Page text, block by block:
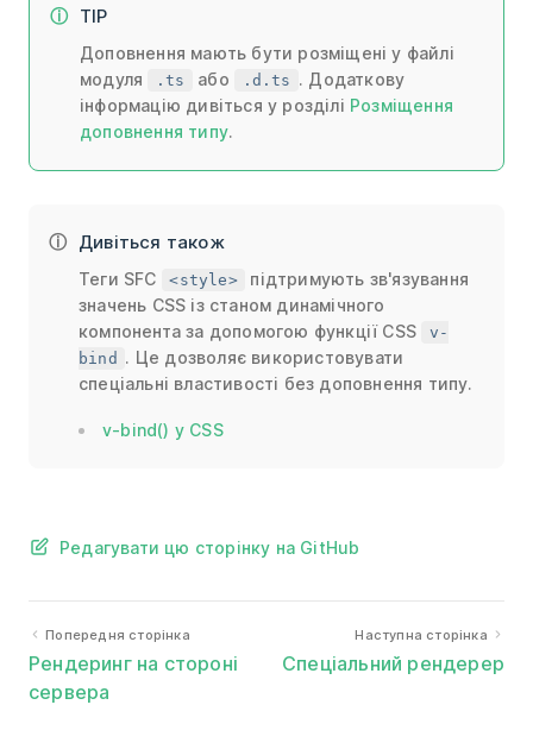
TIP
Доповнення мають бути розміщені у файлі
модуля
.ts або .d.ts . Додаткову
інформацію дивіться у розділі Розміщення
доповнення типу.
Дивіться також
Теги SFC <style>
підтримують зв'язування
значень CSS із станом динамічного
компонента за допомогою функції CSS
v-
bind . Це дозволяє використовувати
спеціальні властивості без доповнення типу.
v-bind() у CSS
Редагувати цю сторінку на GitHub
Попередня сторінка
Рендеринг на стороні
сервера
Наступна сторінка
Спеціальний рендерер